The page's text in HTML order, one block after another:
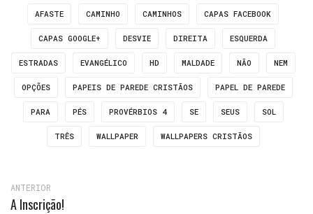
AFASTE CAMINHO CAMINHOS CAPAS FACEBOOK
CAPAS GOOGLE+ DESVIE DIREITA ESQUERDA
ESTRADAS EVANGÉLICO HD MALDADE NÃO NEM
OPÇÕES PAPEIS DE PAREDE CRISTÃOS PAPEL DE PAREDE
PARA PÉS PROVÉRBIOS 4 SE SEUS SOL
TRÊS WALLPAPER WALLPAPERS CRISTÃOS
ANTERIOR
A Inscrição!